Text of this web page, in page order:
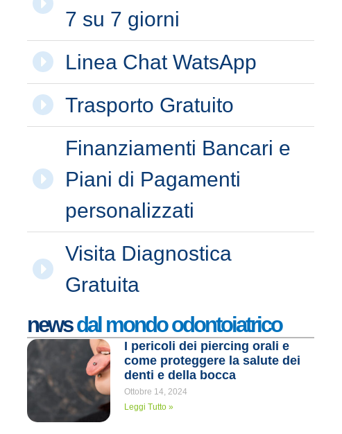
7 su 7 giorni
Linea Chat WatsApp
Trasporto Gratuito
Finanziamenti Bancari e
Piani di Pagamenti
personalizzati
Visita Diagnostica
Gratuita
newsdal mondo odontoiatrico
I pericoli dei piercing orali e
come proteggere la salute dei
denti e della bocca
Ottobre 14, 2024
Leggi Tutto »